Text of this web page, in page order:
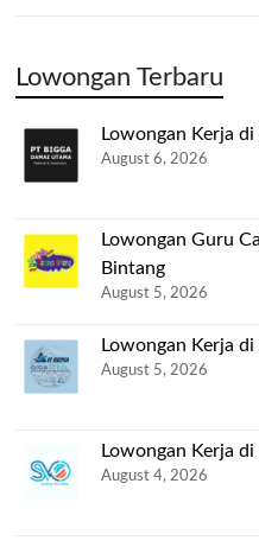
Lowongan Terbaru
Lowongan Kerja
August 6, 2026
Lowongan Guru
Bintang
August 5, 2026
Lowongan Kerja di
August 5, 2026
Lowongan Kerja
August 4, 2026